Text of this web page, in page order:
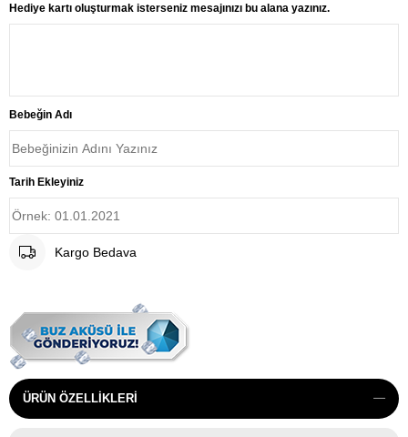
Hediye kartı oluşturmak isterseniz mesajınızı bu alana yazınız.
Bebeğin Adı
Tarih Ekleyiniz
Kargo Bedava
ÜRÜN ÖZELLIKLERI